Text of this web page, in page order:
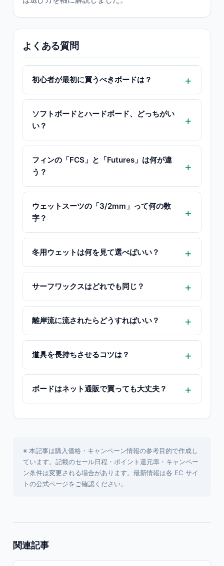
よくある質問
初心者が最初に買うべきボードは？
ソフトボードとハードボード、どっちがい
い？
フィンの「FCS」と「Futures」は何が違
う？
ウェットスーツの「3/2mm」って何の数
字？
冬用ウェットは何を見て選べばいい？
サーフワックスはどれでも同じ？
離岸流に流されたらどうすればいい？
道具を長持ちさせるコツは？
ボードはネット通販で買っても大丈夫？
※ 本記事は購入価格・キャンペーン情報の参考目的で作成し
ています。記載のセール日程・ポイント還元率・キャンペー
ン条件は変更される場合があります。最新情報は各 EC サイ
トの公式ページをご確認ください。
関連記事